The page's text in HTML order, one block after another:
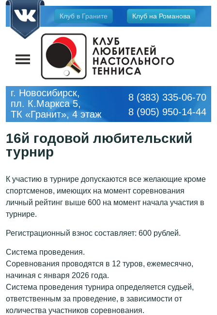
Jump
navigation
Клуб в Граните Клуб на Романова
г. Новосибирск,
пл. К.Маркса 5,
ТК «Гранит», 4 этаж
8 (383) 335-06-70
8 (905) 950-14-44
16й годовой любительский
турнир
К участию в турнире допускаются все желающие кроме
спортсменов, имеющих на момент соревнования
личный рейтинг выше 600 на момент начала участия в
турнире.
Регистрационный взнос составляет: 600 рублей.
Система проведения.
Соревнования проводятся в 12 туров, ежемесячно,
начиная с января 2026 года.
Система проведения турнира определяется судьей,
ответственным за проведение, в зависимости от
количества участников соревнования.